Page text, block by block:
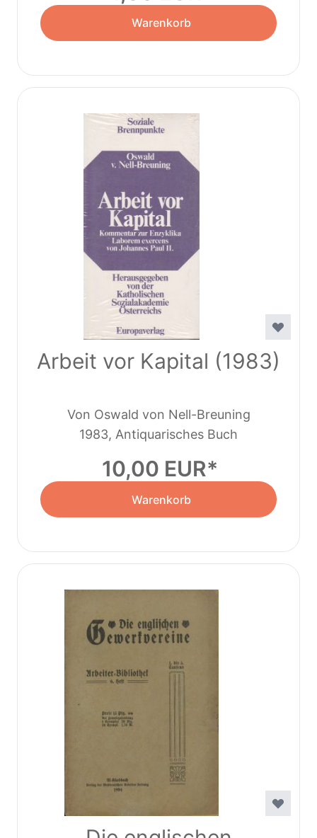
Warenkorb
Arbeit vor Kapital (1983)
Von Oswald von Nell-Breuning
1983, Antiquarisches Buch
10,00 EUR
Warenkorb